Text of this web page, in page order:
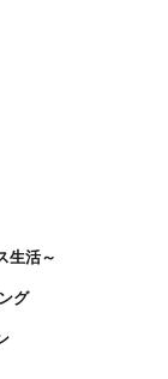
生活～
グ